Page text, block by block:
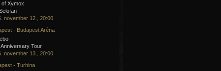
of Xymox
november 12., 20:00
- Budapest Aréna
Anniversary Tour
november 13., 20:00
- Turbina